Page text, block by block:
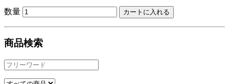
数量
商品検索